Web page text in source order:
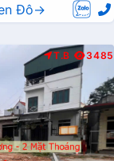
Đô→
T.B 3485